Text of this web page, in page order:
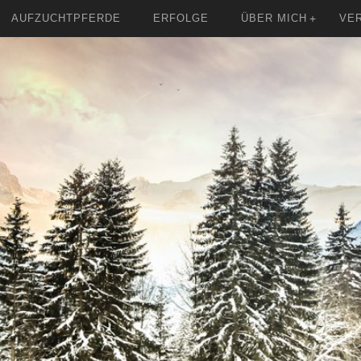
AUFZUCHTPFERDE ERFOLGE ÜBER MICH